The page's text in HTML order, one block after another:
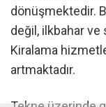
dönüşmektedir.
değil, ilkbahar
Kiralama
artmaktadır.